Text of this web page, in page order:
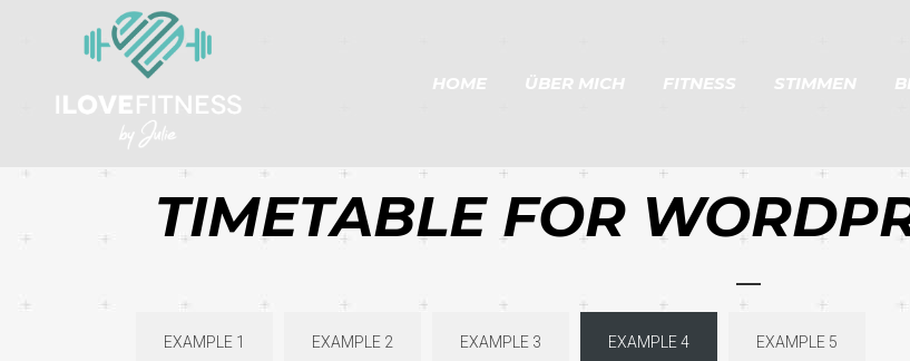
HOME ÜBER MICH FITNESS STIMMEN
TIMETABLE FOR
EXAMPLE 1 EXAMPLE 2 EXAMPLE 3 EXAMPLE 4 EXAMPLE 5